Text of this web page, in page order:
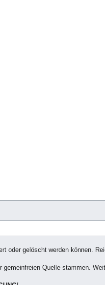
oder gelöscht werden können.
Quelle stammen.